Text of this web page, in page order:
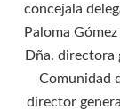
concejala
Paloma
Dña. directora
Comunidad
director